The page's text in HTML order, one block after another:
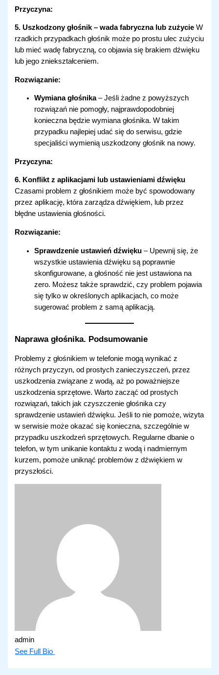
Przyczyna:
5. Uszkodzony głośnik – wada fabryczna lub zużycie W
rzadkich przypadkach głośnik może po prostu ulec zużyciu
lub mieć wadę fabryczną, co objawia się brakiem dźwięku
lub jego zniekształceniem.
Rozwiązanie:
Wymiana głośnika– Jeśli żadne z powyższych
rozwiązań nie pomogły, najprawdopodobniej
konieczna będzie wymiana głośnika. W takim
przypadku najlepiej udać się do serwisu, gdzie
specjaliści wymienią uszkodzony głośnik na nowy.
Przyczyna:
6. Konflikt z aplikacjami lub ustawieniami dźwięku
Czasami problem z głośnikiem może być spowodowany
przez aplikację, która zarządza dźwiękiem, lub przez
błędne ustawienia głośności.
Rozwiązanie:
Sprawdzenie ustawień dźwięku – Upewnij się, że
wszystkie ustawienia dźwięku są poprawnie
skonfigurowane, a głośność nie jest ustawiona na
zero. Możesz także sprawdzić, czy problem pojawia
się tylko w określonych aplikacjach, co może
sugerować problem z samą aplikacją.
Naprawa głośnika. Podsumowanie
Problemy z głośnikiem w telefonie mogą wynikać z
różnych przyczyn, od prostych zanieczyszczeń, przez
uszkodzenia związane z wodą, aż po poważniejsze
uszkodzenia sprzętowe. Warto zacząć od prostych
rozwiązań, takich jak czyszczenie głośnika czy
sprawdzenie ustawień dźwięku. Jeśli to nie pomoże, wizyta
w serwisie może okazać się konieczna, szczególnie w
przypadku uszkodzeń sprzętowych. Regularne dbanie o
telefon, w tym unikanie kontaktu z wodą i nadmiernym
kurzem, pomoże uniknąć problemów z dźwiękiem w
przyszłości.
admin
See Full Bio